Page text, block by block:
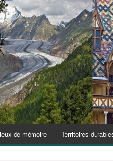
de mémoire Territoires